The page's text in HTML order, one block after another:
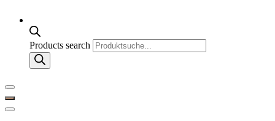
Products search